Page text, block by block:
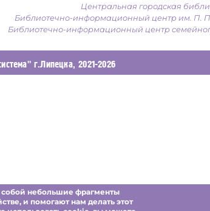
собой небольшие фрагменты
и помогают нам делать этот
Центральная городская
Библиотечно-информационный центр им. П.
Библиотечно-информационный центр
г.Липецка, 2021-2026